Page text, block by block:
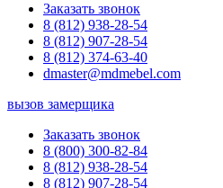
Заказать звонок
8 (812) 938-28-54
8 (812) 907-28-54
8 (812) 374-63-40
dmaster@mdmebel.com
вызов замерщика
Заказать звонок
8 (800) 300-82-84
8 (812) 938-28-54
8 (812) 907-28-54